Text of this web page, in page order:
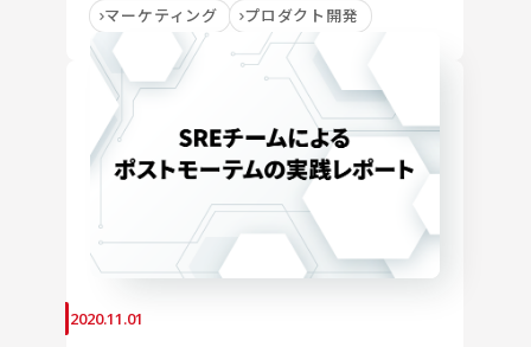
マーケティング プロダクト開発
2020.11.01